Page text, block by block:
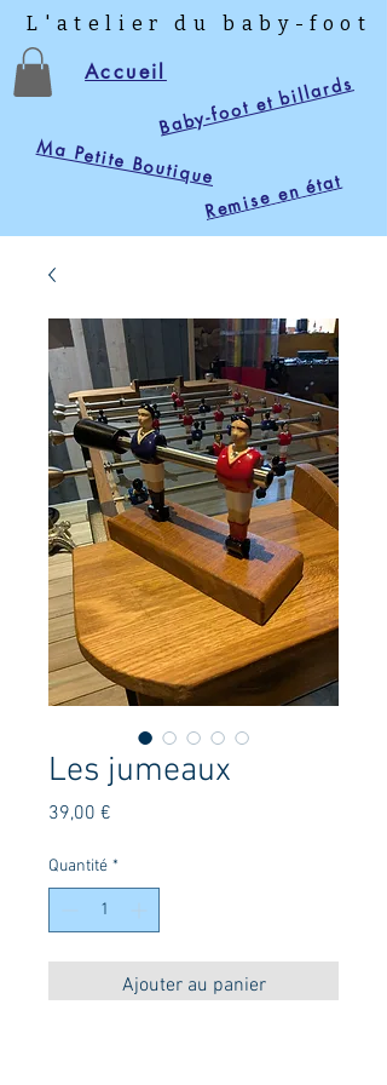
L'atelier du baby-foot
Ma Petite Boutique
AccueilBaby-foot et billards
Remise en état
Les jumeaux
39,00 €
Quantité *
Ajouter au panier